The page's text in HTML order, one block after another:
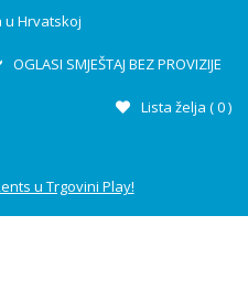
u Hrvatskoj
OGLASI SMJEŠTAJ BEZ PROVIZIJE
Lista želja (0)
u Trgovini Play!